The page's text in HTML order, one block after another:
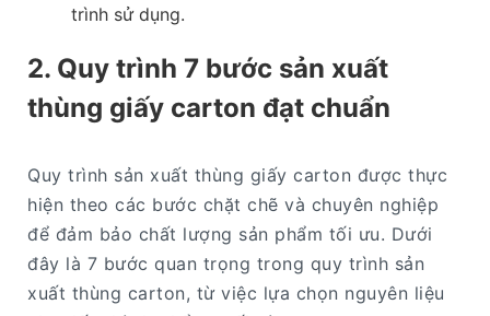
trình sử dụng.
2. Quy trình 7 bước sản xuất
thùng giấy carton đạt chuẩn
Quy trình sản xuất thùng giấy carton được thực
hiện theo các bước chặt chẽ và chuyên nghiệp
để đảm bảo chất lượng sản phẩm tối ưu. Dưới
đây là 7 bước quan trọng trong quy trình sản
xuất thùng carton, từ việc lựa chọn nguyên liệu